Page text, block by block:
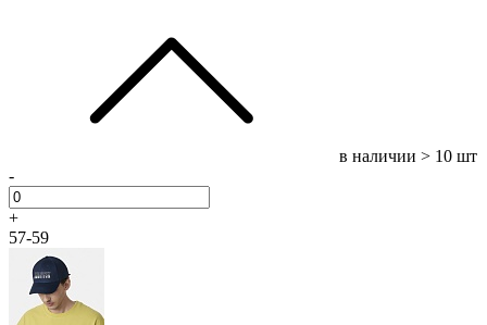
в наличии > 10 шт
-
+
57-59